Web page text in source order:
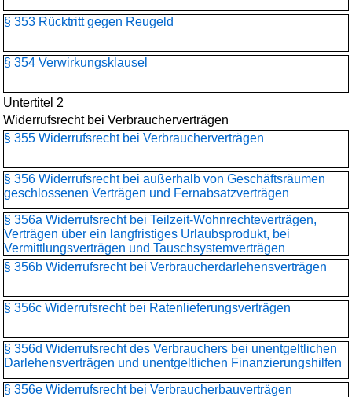
§ 353 Rücktritt gegen Reugeld
§ 354 Verwirkungsklausel
Untertitel 2
Widerrufsrecht bei Verbraucherverträgen
§ 355 Widerrufsrecht bei Verbraucherverträgen
§ 356 Widerrufsrecht bei außerhalb von Geschäftsräumen
geschlossenen Verträgen und Fernabsatzverträgen
§ 356a Widerrufsrecht bei Teilzeit-Wohnrechteverträgen,
Verträgen über ein langfristiges Urlaubsprodukt, bei
Vermittlungsverträgen und Tauschsystemverträgen
§ 356b Widerrufsrecht bei Verbraucherdarlehensverträgen
§ 356c Widerrufsrecht bei Ratenlieferungsverträgen
§ 356d Widerrufsrecht des Verbrauchers bei unentgeltlichen
Darlehensverträgen und unentgeltlichen Finanzierungshilfen
§ 356e Widerrufsrecht bei Verbraucherbauverträgen